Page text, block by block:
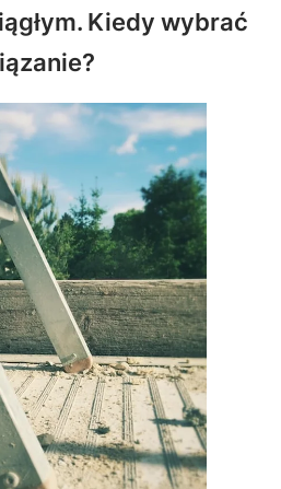
Kiedy wybrać